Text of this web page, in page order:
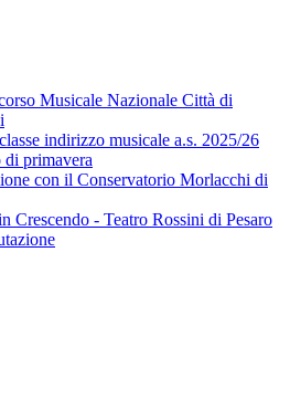
Musicale Nazionale Città di
indirizzo musicale a.s. 2025/26
di primavera
con il Conservatorio Morlacchi di
Crescendo - Teatro Rossini di Pesaro